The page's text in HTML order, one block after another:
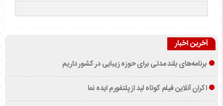
آخرین اخبار
برنامه‌های بلند مدتی برای حوزه زیبایی در کشور داریم
اکران آنلاین فیلم کوتاه لید از پلتفورم ایده نما